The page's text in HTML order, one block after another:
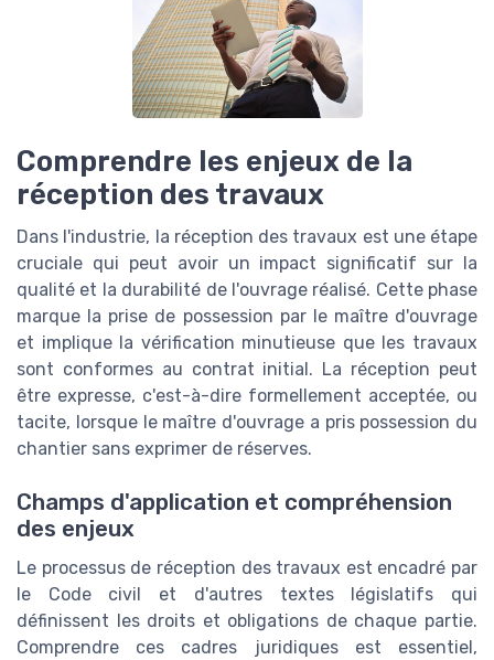
Comprendre les enjeux de la
réception des travaux
Dans l'industrie, la réception des travaux est une étape
cruciale qui peut avoir un impact significatif sur la
qualité et la durabilité de l'ouvrage réalisé. Cette phase
marque la prise de possession par le maître d'ouvrage
et implique la vérification minutieuse que les travaux
sont conformes au contrat initial. La réception peut
être expresse, c'est-à-dire formellement acceptée, ou
tacite, lorsque le maître d'ouvrage a pris possession du
chantier sans exprimer de réserves.
Champs d'application et compréhension
des enjeux
Le processus de réception des travaux est encadré par
le Code civil et d'autres textes législatifs qui
définissent les droits et obligations de chaque partie.
Comprendre ces cadres juridiques est essentiel,